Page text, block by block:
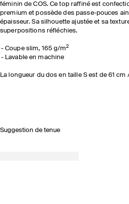
féminin de COS. Ce top raffiné est
premium et possède des passe-pouces
épaisseur. Sa silhouette ajustée et sa
superpositions réfléchies.
Coupe slim, 165 g/m2
Lavable en machine
La longueur du dos en taille S est de 61
Suggestion de tenue